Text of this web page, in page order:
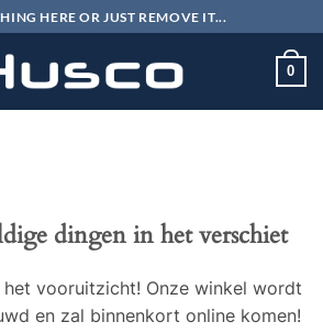
HERE OR JUST REMOVE IT...
0
dingen in het verschiet
vooruitzicht! Onze winkel wordt
en zal binnenkort online komen!